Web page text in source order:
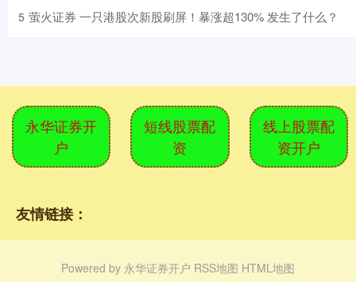
5 ​萤火证券 一只港股次新股刷屏！暴涨超130% 发生了什么？
永华证券开
户
短线股票配
资
线上股票配
资开户
友情链接：
Powered by 永华证券开户 RSS地图 HTML地图